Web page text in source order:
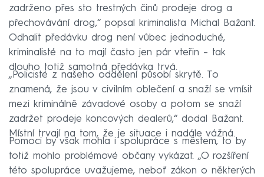
zadrženo přes sto trestných činů prodeje drog a
přechovávání drog,“ popsal kriminalista Michal Bažant.
Odhalit předávku drog není vůbec jednoduché,
kriminalisté na to mají často jen pár vteřin – tak
dlouho totiž samotná předávka trvá.
„Policisté z našeho oddělení působí skrytě. To
znamená, že jsou v civilním oblečení a snaží se vmísit
mezi kriminálně závadové osoby a potom se snaží
zadržet prodeje koncových dealerů,“ dodal Bažant.
Místní trvají na tom, že je situace i nadále vážná.
Pomoci by však mohla i spolupráce s městem, to by
totiž mohlo problémové občany vykázat. „O rozšíření
této spolupráce uvažujeme, neboť zákon o některých